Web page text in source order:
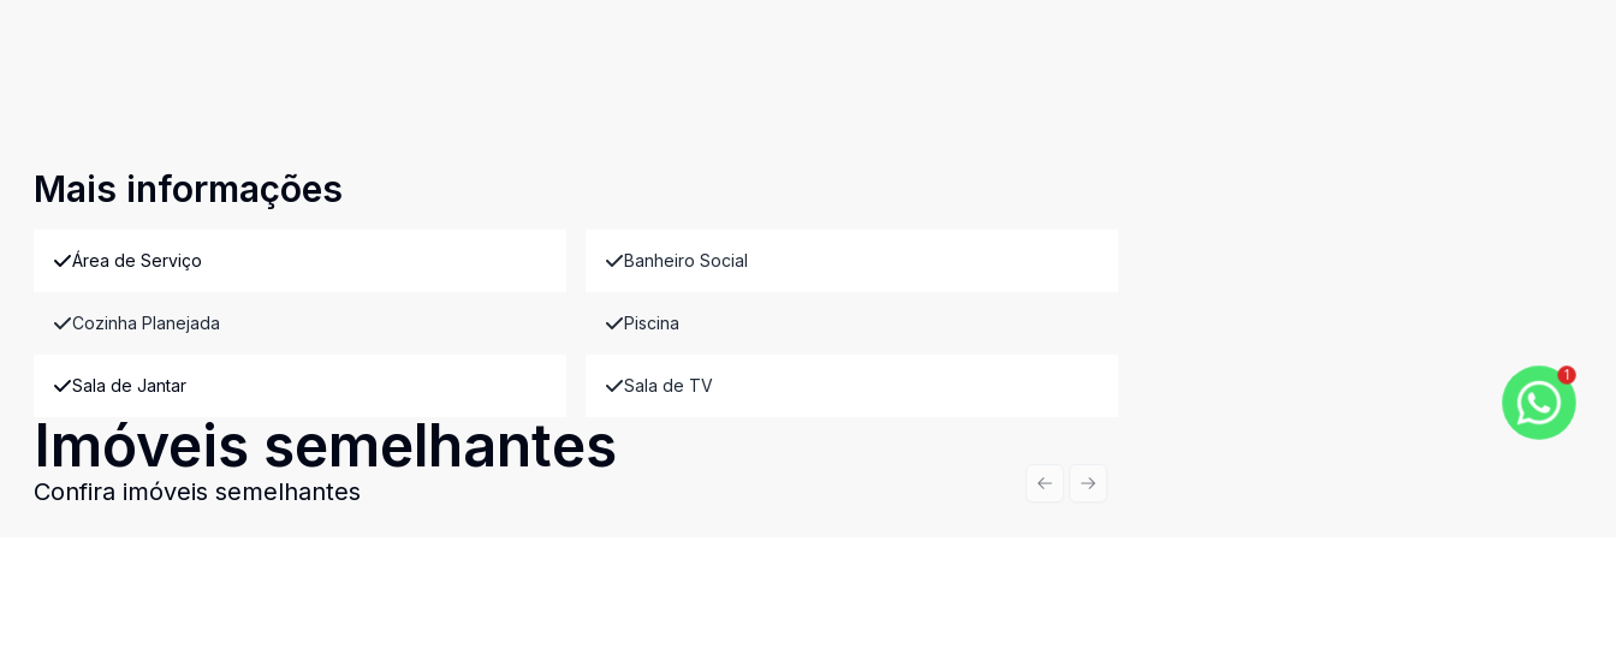
Mais informações
Área de Serviço Banheiro Social
Cozinha Planejada Piscina
Sala de Jantar Sala de TV
Imóveis semelhantes
Confira imóveis semelhantes Previous slide
Next slide
1